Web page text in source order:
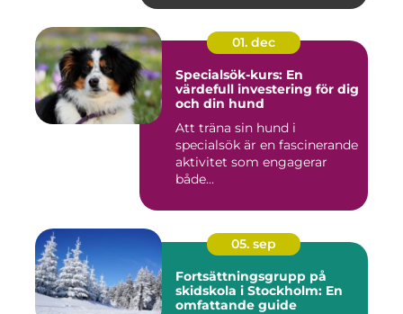
01. dec
Specialsök-kurs: En
värdefull investering för dig
och din hund
Att träna sin hund i
specialsök är en fascinerande
aktivitet som engagerar
både...
05. sep
Fortsättningsgrupp på
skidskola i Stockholm: En
omfattande guide